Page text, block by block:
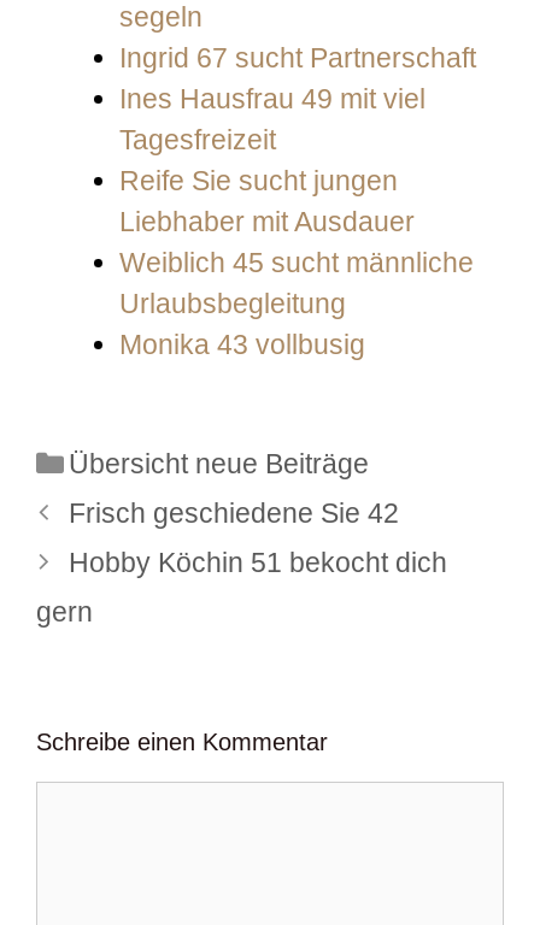
segeln
Ingrid 67 sucht Partnerschaft
Ines Hausfrau 49 mit viel
Tagesfreizeit
Reife Sie sucht jungen
Liebhaber mit Ausdauer
Weiblich 45 sucht männliche
Urlaubsbegleitung
Monika 43 vollbusig
Kategorien
Übersicht neue Beiträge
Frisch geschiedene Sie 42
Hobby Köchin 51 bekocht dich
gern
Schreibe einen Kommentar